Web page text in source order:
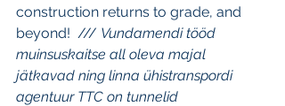
construction returns to grade, and
beyond!  /// Vundamendi tööd
muinsuskaitse all oleva majal
jätkavad ning linna ühistranspordi
agentuur TTC on tunnelid